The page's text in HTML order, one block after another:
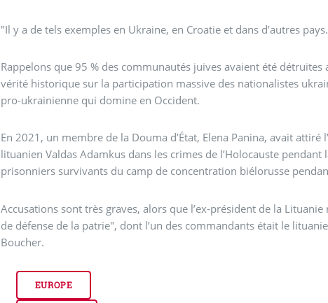
"Il y a de tels exemples en Ukraine, en Croatie et dans d’autres
Rappelons que 95 % des communautés juives avaient été
vérité historique sur la participation massive des nationalistes
pro-ukrainienne qui domine en Occident.
En 2021, un membre de la Douma d’État, Elena Panina, avait
lituanien Valdas Adamkus dans les crimes de l’Holocauste
prisonniers survivants du camp de concentration biélorusse
Accusations sont très graves, alors que l’ex-président de la
de défense de la patrie", dont l’un des commandants était le
Boucher.
EUROPE